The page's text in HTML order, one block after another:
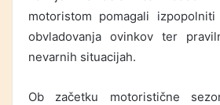
motoristom pomagali
obvladovanja ovinkov ter
nevarnih situacijah.
Ob začetku motoristične